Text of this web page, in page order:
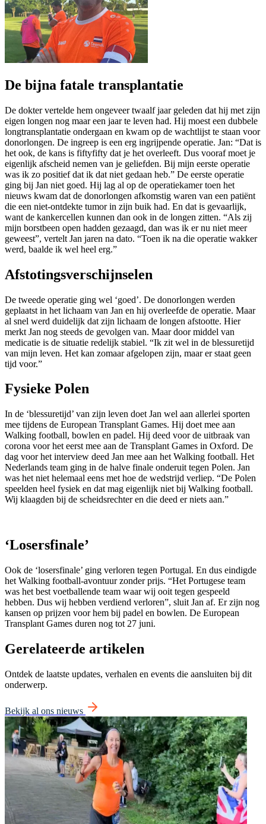
De bijna fatale transplantatie
De dokter vertelde hem ongeveer twaalf jaar geleden dat hij met zijn
eigen longen nog maar een jaar te leven had. Hij moest een dubbele
longtransplantatie ondergaan en kwam op de wachtlijst te staan voor
donorlongen. De ingreep is een erg ingrijpende operatie. Jan: “Dat is
het ook, de kans is fiftyfifty dat je het overleeft. Dus vooraf moet je
eigenlijk afscheid nemen van je geliefden. Bij mijn eerste operatie
was ik zo positief dat ik dat niet gedaan heb.” De eerste operatie
ging bij Jan niet goed. Hij lag al op de operatiekamer toen het
nieuws kwam dat de donorlongen afkomstig waren van een patiënt
die een niet-ontdekte tumor in zijn buik had. En dat is gevaarlijk,
want de kankercellen kunnen dan ook in de longen zitten. “Als zij
mijn borstbeen open hadden gezaagd, dan was ik er nu niet meer
geweest”, vertelt Jan jaren na dato. “Toen ik na die operatie wakker
werd, baalde ik wel heel erg.”
Afstotingsverschijnselen
De tweede operatie ging wel ‘goed’. De donorlongen werden
geplaatst in het lichaam van Jan en hij overleefde de operatie. Maar
al snel werd duidelijk dat zijn lichaam de longen afstootte. Hier
merkt Jan nog steeds de gevolgen van. Maar door middel van
medicatie is de situatie redelijk stabiel. “Ik zit wel in de blessuretijd
van mijn leven. Het kan zomaar afgelopen zijn, maar er staat geen
tijd voor.”
Fysieke Polen
In de ‘blessuretijd’ van zijn leven doet Jan wel aan allerlei sporten
mee tijdens de European Transplant Games. Hij doet mee aan
Walking football, bowlen en padel. Hij deed voor de uitbraak van
corona voor het eerst mee aan de Transplant Games in Oxford. De
dag voor het interview deed Jan mee aan het Walking football. Het
Nederlands team ging in de halve finale onderuit tegen Polen. Jan
was het niet helemaal eens met hoe de wedstrijd verliep. “De Polen
speelden heel fysiek en dat mag eigenlijk niet bij Walking football.
Wij klaagden bij de scheidsrechter en die deed er niets aan.”
‘Losersfinale’
Ook de ‘losersfinale’ ging verloren tegen Portugal. En dus eindigde
het Walking football-avontuur zonder prijs. “Het Portugese team
was het best voetballende team waar wij ooit tegen gespeeld
hebben. Dus wij hebben verdiend verloren”, sluit Jan af. Er zijn nog
kansen op prijzen voor hem bij padel en bowlen. De European
Transplant Games duren nog tot 27 juni.
Gerelateerde artikelen
Ontdek de laatste updates, verhalen en events die aansluiten bij dit
onderwerp.
Bekijk al ons nieuws